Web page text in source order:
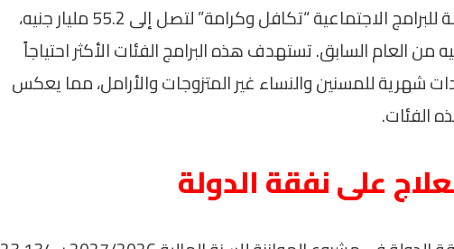
تأتي المخصصات المخصصة للبرامج الاجتماعية “تكافل وكرامة” لتصل إلى 55.2 مليار جنيه،
مع 54.1 مليار جنيه من العام السابق. تستهدف هذه البرامج الفئات الأكثر احتياجاً
للمسنين والنساء غير المتزوجات والأرامل، مما يعكس
الفئات.
على نفقة الدولة